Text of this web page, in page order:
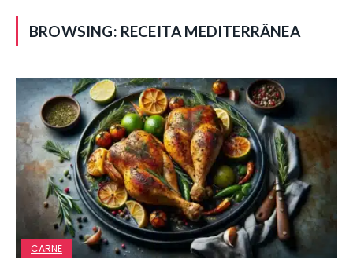
BROWSING: RECEITA MEDITERRÂNEA
CARNE